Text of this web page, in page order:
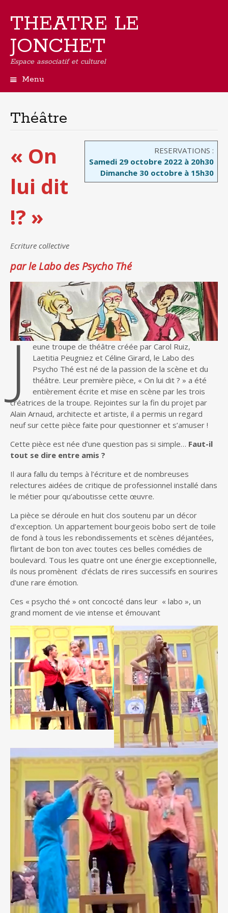
THEATRE LE
JONCHET
Espace associatif et culturel
Menu
contenu
principal
Théâtre
RESERVATIONS :
Samedi 29 octobre 2022 à 20h30
Dimanche 30 octobre à 15h30
« On
lui dit
!? »
Ecriture collective
par le Labo des Psycho Thé
J
eune troupe de théâtre créée par Carol Ruiz,
Laetitia Peugniez et Céline Girard, le Labo des
Psycho Thé est né de la passion de la scène et du
théâtre. Leur première pièce, « On lui dit ? » a été
entièrement écrite et mise en scène par les trois
créatrices de la troupe. Rejointes sur la fin du projet par
Alain Arnaud, architecte et artiste, il a permis un regard
neuf sur cette pièce faite pour questionner et s’amuser !
Cette pièce est née d’une question pas si simple… Faut-il
tout se dire entre amis ?
Il aura fallu du temps à l’écriture et de nombreuses
relectures aidées de critique de professionnel installé dans
le métier pour qu’aboutisse cette œuvre.
La pièce se déroule en huit clos soutenu par un décor
d’exception. Un appartement bourgeois bobo sert de toile
de fond à tous les rebondissements et scènes déjantées,
flirtant de bon ton avec toutes ces belles comédies de
boulevard. Tous les quatre ont une énergie exceptionnelle,
ils nous promènent d’éclats de rires successifs en sourires
d’une rare émotion.
Ces « psycho thé » ont concocté dans leur « labo », un
grand moment de vie intense et émouvant